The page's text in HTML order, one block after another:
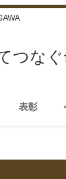
つな
表彰